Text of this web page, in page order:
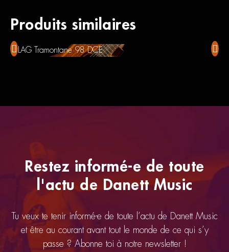
Produits similaires
LAG Tramontane 98 DCE
Restez informé-e de toute
l'actu de Danett Music
Tu veux te tenir informé-e de toute l’actu de Danett Music
et être au courant avant tout le monde de ce qui s’y
passe ? Abonne toi à notre newsletter !